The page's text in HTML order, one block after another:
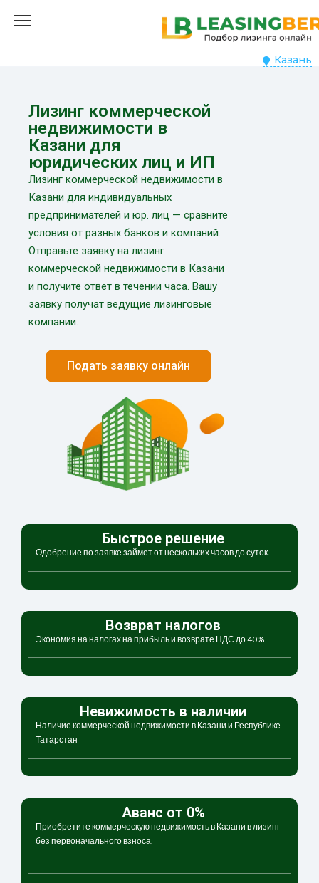
Казань
Лизинг коммерческой
недвижимости в
Казани для
юридических лиц и ИП
Лизинг коммерческой недвижимости в
Казани для индивидуальных
предпринимателей и юр. лиц — сравните
условия от разных банков и компаний.
Отправьте заявку на лизинг
коммерческой недвижимости в Казани
и получите ответ в течении часа. Вашу
заявку получат ведущие лизинговые
компании.
Подать заявку онлайн
Быстрое решение
Одобрение по заявке займет от нескольких часов до суток.
Возврат налогов
Экономия на налогах на прибыль и возврате НДС до 40%
Невижимость в наличии
Наличие коммерческой недвижимости в Казани и Республике
Татарстан
Аванс от 0%
Приобретите коммерческую недвижимость в Казани в лизинг
без первоначального взноса.